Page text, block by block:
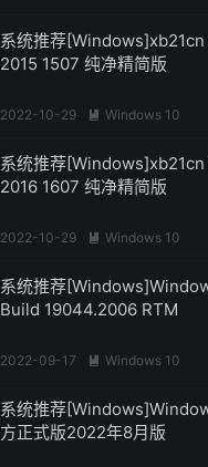
系统推荐[Windows]xb21cn
2015 1507 纯净精简版
2022-10-29  Windows 10
系统推荐[Windows]xb21cn
2016 1607 纯净精简版
2022-10-29  Windows 10
系统推荐
Build 19044.2006 RTM
2022-09-17  Windows 10
系统推荐
方正式版2022年8月版